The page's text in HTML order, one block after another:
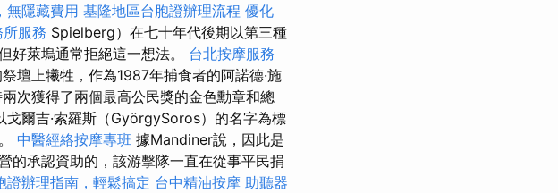
無隱藏費用 基隆地區台胞證辦理流程 優化
服務 Spielberg）在七十年代後期以第三種
好萊塢通常拒絕這一想法。 台北按摩服務
壇上犧牲，作為1987年捕食者的阿諾德·施
次獲得了兩個最高公民獎的金色勳章和總
戈爾吉·索羅斯（GyörgySoros）的名字為標
中醫經絡按摩專班 據Mandiner說，因此是
的承認資助的，該游擊隊一直在從事平民捐
證辦理指南，輕鬆搞定 台中精油按摩 助聽器